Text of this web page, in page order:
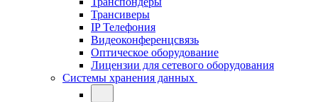
Трансиверы
IP Телефония
Видеоконференцсвязь
Оптическое оборудование
Лицензии для сетевого оборудования
Системы хранения данных